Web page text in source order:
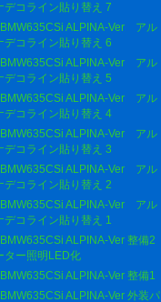
デコライン貼り替え 7
ALPINA-Ver アル
デコライン貼り替え 6
ALPINA-Ver アル
デコライン貼り替え 5
ALPINA-Ver アル
デコライン貼り替え 4
ALPINA-Ver アル
デコライン貼り替え 3
ALPINA-Ver アル
デコライン貼り替え 2
ALPINA-Ver アル
デコライン貼り替え 1
ALPINA-Ver 整備2
ター照明LED化
ALPINA-Ver 整備1
ALPINA-Ver 外装パ